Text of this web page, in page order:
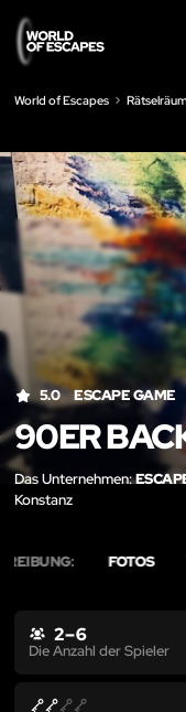
World of Escapes
5.0 ESCAPE GAME
90ER
Das Unternehmen:
Konstanz
FOTOS
2 – 6
Die Anzahl der Spieler